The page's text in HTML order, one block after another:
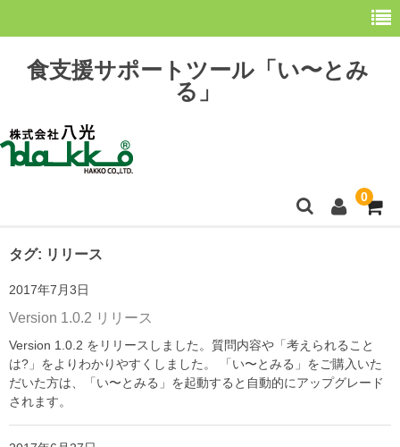
食支援サポートツール「い〜とみ
る」
0
ホーム
最新情報
購 入
操作方法
「い〜とみるワーク」
よくある質問
タグ: リリース
2017年7月3日
Version 1.0.2 リリース
Version 1.0.2 をリリースしました。質問内容や「考えられること
は?」をよりわかりやすくしました。 「い〜とみる」をご購入いた
だいた方は、「い〜とみる」を起動すると自動的にアップグレード
されます。